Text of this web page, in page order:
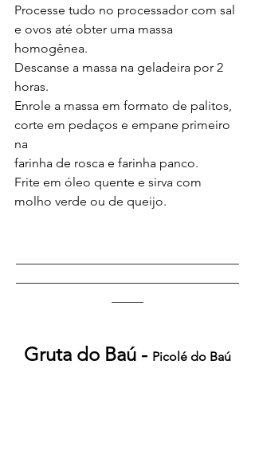
Processe tudo no processador com sal
e ovos até obter uma massa
homogênea.
Descanse a massa na geladeira por 2
horas.
Enrole a massa em formato de palitos,
corte em pedaços e empane primeiro
na
farinha de rosca e farinha panco.
Frite em óleo quente e sirva com
molho verde ou de queijo.
Gruta do Baú - Picolé do Baú